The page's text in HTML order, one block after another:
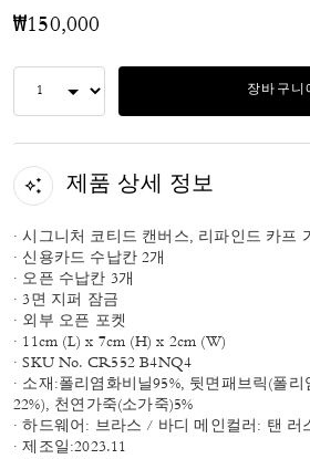
₩150,000
장바구니
제품 상세 정보
· 시그니처 코티드 캔버스, 리파인드 카프
· 신용카드 수납칸 2개
· 오픈 수납칸 3개
· 3면 지퍼 잠금
· 외부 오픈 포켓
· 11cm (L) x 7cm (H) x 2cm (W)
· SKU No. CR552 B4NQ4
· 소재:폴리염화비닐95%, 뒷면패브릭(폴리
22%), 천연가죽(소가죽)5%
· 하드웨어: 브라스 / 바디 메인컬러: 탠 러
· 제조일:2023.11